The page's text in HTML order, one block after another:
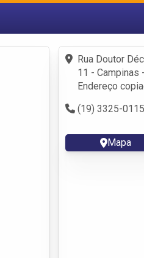
Fazer login
Criar conta
Rua Doutor
11 - Campinas
Endereço
(19) 3325-0115
Mapa